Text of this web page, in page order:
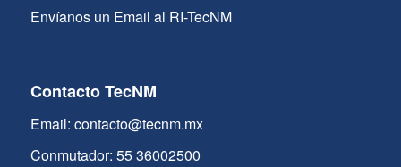
Envíanos un Email al RI-TecNM
Contacto TecNM
Email: contacto@tecnm.mx
Conmutador: 55 36002500